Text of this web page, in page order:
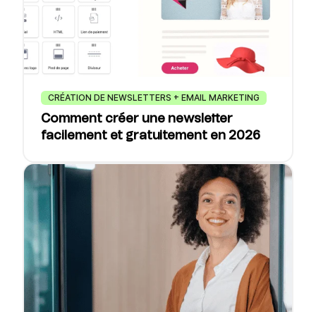
CRÉATION DE NEWSLETTERS + EMAIL MARKETING
Comment créer une newsletter
facilement et gratuitement en 2026